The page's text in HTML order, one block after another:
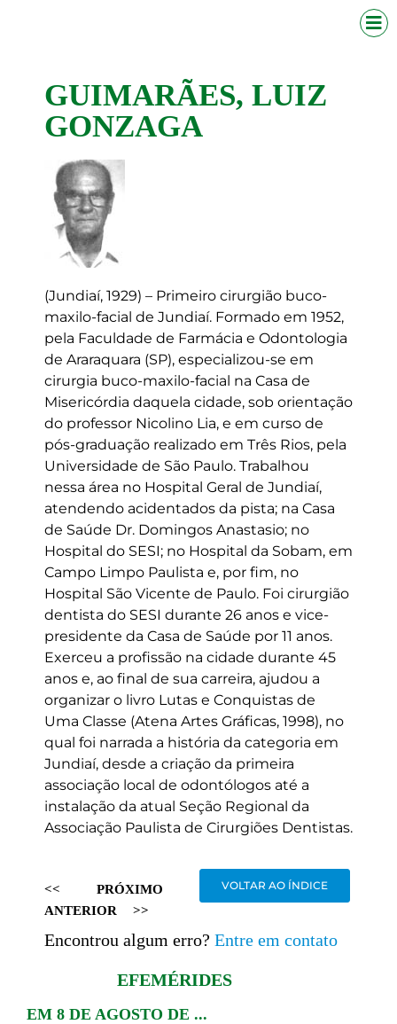
GUIMARÃES, LUIZ
GONZAGA
(Jundiaí, 1929) – Primeiro cirurgião buco-
maxilo-facial de Jundiaí. Formado em 1952,
pela Faculdade de Farmácia e Odontologia
de Araraquara (SP), especializou-se em
cirurgia buco-maxilo-facial na Casa de
Misericórdia daquela cidade, sob orientação
do professor Nicolino Lia, e em curso de
pós-graduação realizado em Três Rios, pela
Universidade de São Paulo. Trabalhou
nessa área no Hospital Geral de Jundiaí,
atendendo acidentados da pista; na Casa
de Saúde Dr. Domingos Anastasio; no
Hospital do SESI; no Hospital da Sobam, em
Campo Limpo Paulista e, por fim, no
Hospital São Vicente de Paulo. Foi cirurgião
dentista do SESI durante 26 anos e vice-
presidente da Casa de Saúde por 11 anos.
Exerceu a profissão na cidade durante 45
anos e, ao final de sua carreira, ajudou a
organizar o livro Lutas e Conquistas de
Uma Classe (Atena Artes Gráficas, 1998), no
qual foi narrada a história da categoria em
Jundiaí, desde a criação da primeira
associação local de odontólogos até a
instalação da atual Seção Regional da
Associação Paulista de Cirurgiões Dentistas.
<<
ANTERIOR
PRÓXIMO
>>
VOLTAR AO ÍNDICE
Encontrou algum erro? Entre em contato
EFEMÉRIDES
EM 8 DE AGOSTO DE ...